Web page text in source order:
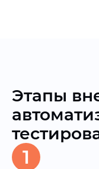
Этапы
1